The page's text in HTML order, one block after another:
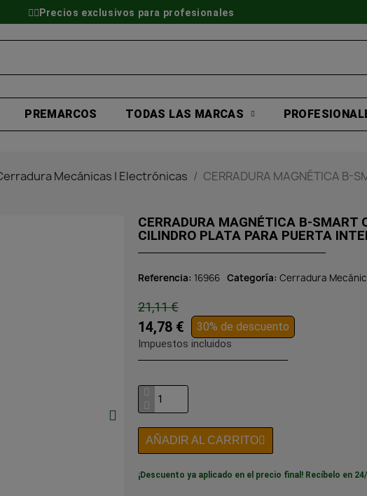
👷‍♂️Precios exclusivos para profesionales
PREMARCOS TODAS LAS MARCAS
Mecánicas | Electrónicas
CERRADURA MAGNÉTICA B-
CERRADURA MAGNÉTICA B-SMART
CILINDRO PLATA PARA PUERTA
Referencia 16966 Categoría Cerradura
21,11 €
14,78 € 30% de descuento
Impuestos incluidos
AÑADIR AL CARRITO
¡Descuento ya aplicado en el precio final! Recíbelo en